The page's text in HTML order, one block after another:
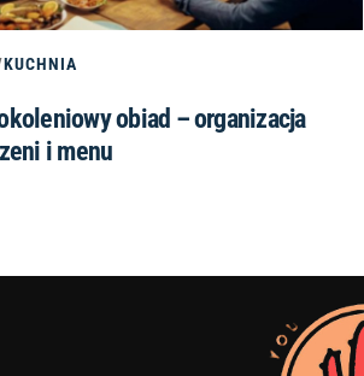
KUCHNIA
obiad – organizacja
i menu